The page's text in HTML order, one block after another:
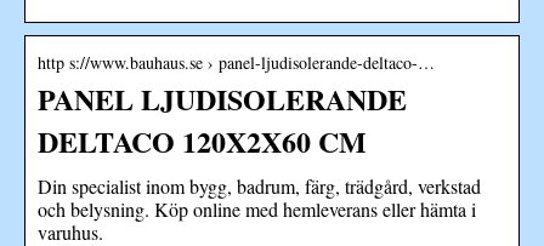
http s://www.bauhaus.se › panel-ljudisolerande-deltaco-…
PANEL LJUDISOLERANDE
DELTACO 120X2X60 CM
Din specialist inom bygg, badrum, färg, trädgård, verkstad
och belysning. Köp online med hemleverans eller hämta i
varuhus.